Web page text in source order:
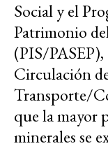
Social y el
Patrimonio
(PIS/
Circulación
Transporte/
que la mayor
minerales se